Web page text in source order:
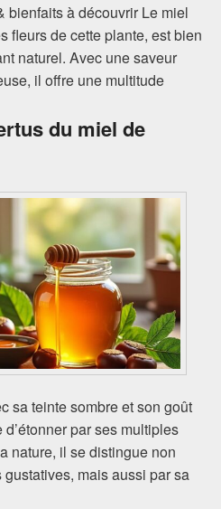
bienfaits à découvrir Le miel
fleurs de cette plante, est bien
naturel. Avec une saveur
il offre une multitude
du miel de
sa teinte sombre et son goût
par ses multiples
nature, il se distingue non
mais aussi par sa